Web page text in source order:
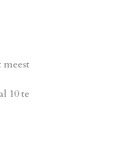
meest
10 te